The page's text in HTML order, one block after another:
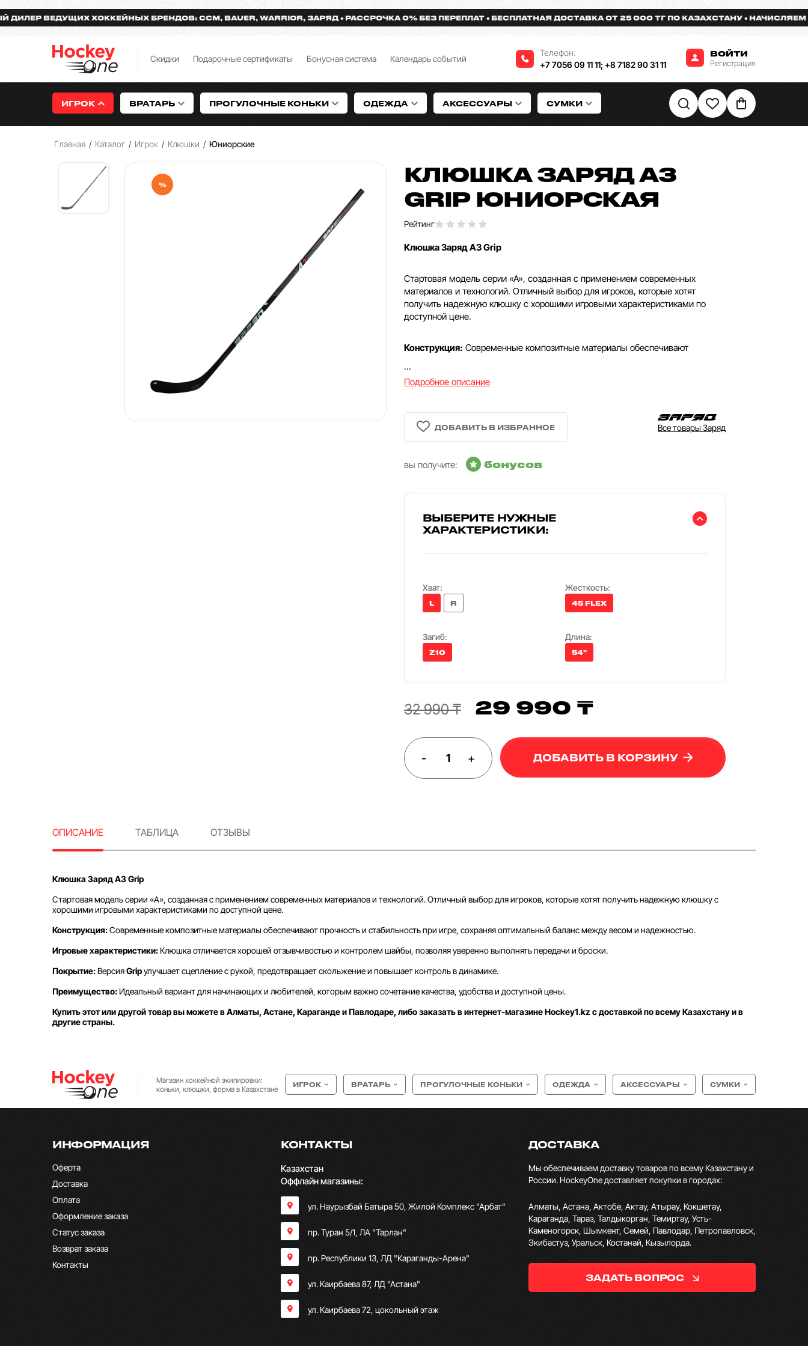
ВЕДУЩИХ ХОККЕЙНЫХ БРЕНДОВ: CCM, BAUER, WARRIOR, ЗАРЯД РАССРОЧКА 0% БЕЗ ПЕРЕПЛАТ БЕСПЛАТНАЯ ДОСТАВКА ОТ 25 000 ТГ ПО КАЗАХСТАНУ НАЧИСЛЯЕМ
Скидки Подарочные сертификаты Бонусная система Календарь событий
Телефон:
+7 7056 09 11 11; +8 7182 90 31 11
ВОЙТИ
Регистрация
ИГРОК ВРАТАРЬ ПРОГУЛОЧНЫЕ КОНЬКИ ОДЕЖДА АКСЕССУАРЫ СУМКИ
Главная / Каталог / Игрок / Клюшки / Юниорские
%
КЛЮШКА ЗАРЯД A3
GRIP ЮНИОРСКАЯ
Рейтинг
Клюшка Заряд A3 Grip
Стартовая модель серии «А», созданная с применением современных
материалов и технологий. Отличный выбор для игроков, которые хотят
получить надежную клюшку с хорошими игровыми характеристиками по
доступной цене.
Конструкция: Современные композитные материалы обеспечивают
...
Подробное описание
Все товары Заряд
вы получите: бонусов
ВЫБЕРИТЕ НУЖНЫЕ
ХАРАКТЕРИСТИКИ:
Хват:
L R
Жесткость:
45 FLEX
Загиб:
Z10
Длина:
54"
32 990 ₸ 29 990 ₸
- + ДОБАВИТЬ В КОРЗИНУ
ОПИСАНИЕ ТАБЛИЦА ОТЗЫВЫ
Клюшка Заряд A3 Grip
Стартовая модель серии «А», созданная с применением современных материалов и технологий. Отличный выбор для игроков, которые хотят получить надежную клюшку с
хорошими игровыми характеристиками по доступной цене.
Конструкция:Современные композитные материалы обеспечивают прочность и стабильность при игре, сохраняя оптимальный баланс между весом и надежностью.
Игровые характеристики:Клюшка отличается хорошей отзывчивостью и контролем шайбы, позволяя уверенно выполнять передачи и броски.
Покрытие:ВерсияGripулучшает сцепление с рукой, предотвращает скольжение и повышает контроль в динамике.
Преимущество:Идеальный вариант для начинающих и любителей, которым важно сочетание качества, удобства и доступной цены.
Купить этот или другой товар вы можете в Алматы, Астане, Караганде и Павлодаре, либо заказать в интернет-магазине Hockey1.kz с доставкой по всему Казахстану и в
другие страны.
Магазин хоккейной экипировки:
коньки, клюшки, форма в Казахстане
ИГРОК ВРАТАРЬ ПРОГУЛОЧНЫЕ КОНЬКИ ОДЕЖДА АКСЕССУАРЫ СУМКИ
ИНФОРМАЦИЯ
Оферта
Доставка
Оплата
Оформление заказа
Статус заказа
Возврат заказа
Контакты
КОНТАКТЫ
Казахстан
Оффлайн магазины:
ул. Наурызбай Батыра 50, Жилой Комплекс "Арбат"
пр. Туран 5/1, ЛА "Тарлан"
пр. Республики 13, ​ЛД "Караганды-Арена"
ул. Каирбаева 87, ЛД "Астана"
ул. Каирбаева 72, цокольный этаж
ДОСТАВКА
Мы обеспечиваем доставку товаров по всему Казахстану и
России. HockeyOne доставляет покупки в городах:
Алматы, Астана, Актобе, Актау, Атырау, Кокшетау,
Караганда, Тараз, Талдыкорган, Темиртау, Усть-
Каменогорск, Шымкент, Семей, Павлодар, Петропавловск,
Экибастуз, Уральск, Костанай, Кызылорда.
ЗАДАТЬ ВОПРОС